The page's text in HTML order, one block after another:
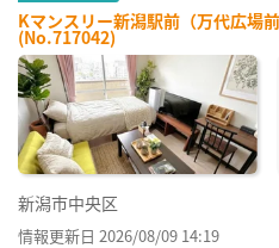
Kマンスリー新潟駅前（万代広場
(No.717042)
新潟市中央区
情報更新日 2026/08/09 14:19